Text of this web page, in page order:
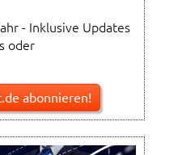
- Inklusive Updates
oder
abonnieren!